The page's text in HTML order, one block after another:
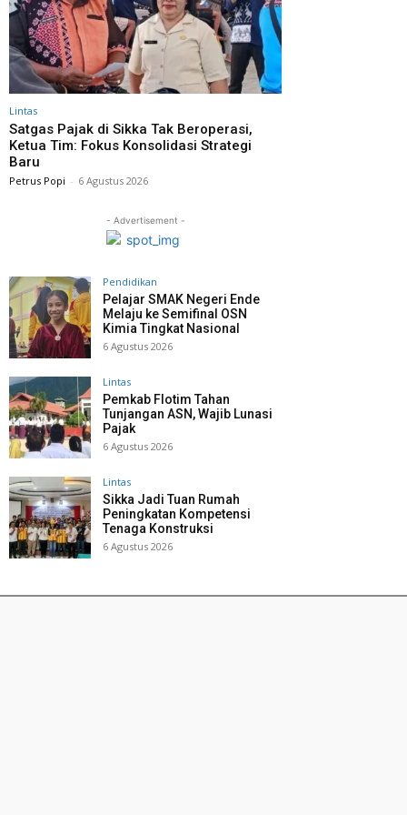
Lintas
Satgas Pajak di Sikka Tak Beroperasi,
Ketua Tim: Fokus Konsolidasi Strategi
Baru
Petrus Popi - 6 Agustus 2026
- Advertisement -
Pendidikan
Pelajar SMAK Negeri Ende
Melaju ke Semifinal OSN
Kimia Tingkat Nasional
6 Agustus 2026
Lintas
Pemkab Flotim Tahan
Tunjangan ASN, Wajib Lunasi
Pajak
6 Agustus 2026
Lintas
Sikka Jadi Tuan Rumah
Peningkatan Kompetensi
Tenaga Konstruksi
6 Agustus 2026